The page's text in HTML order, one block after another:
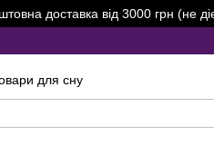
доставка від 3000 грн (не
для сну